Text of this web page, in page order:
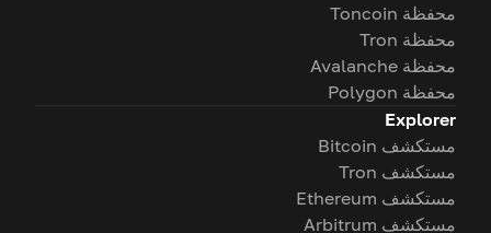
محفظة Toncoin
محفظة Tron
محفظة Avalanche
محفظة Polygon
Explorer
مستكشف Bitcoin
مستكشف Tron
مستكشف Ethereum
مستكشف Arbitrum